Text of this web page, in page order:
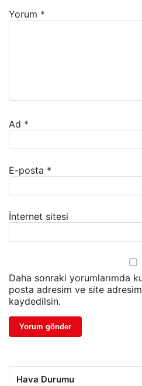
Yorum *
Ad *
E-posta *
İnternet sitesi
Daha sonraki yorumlarımda
posta adresim ve site adresim
kaydedilsin.
Hava Durumu